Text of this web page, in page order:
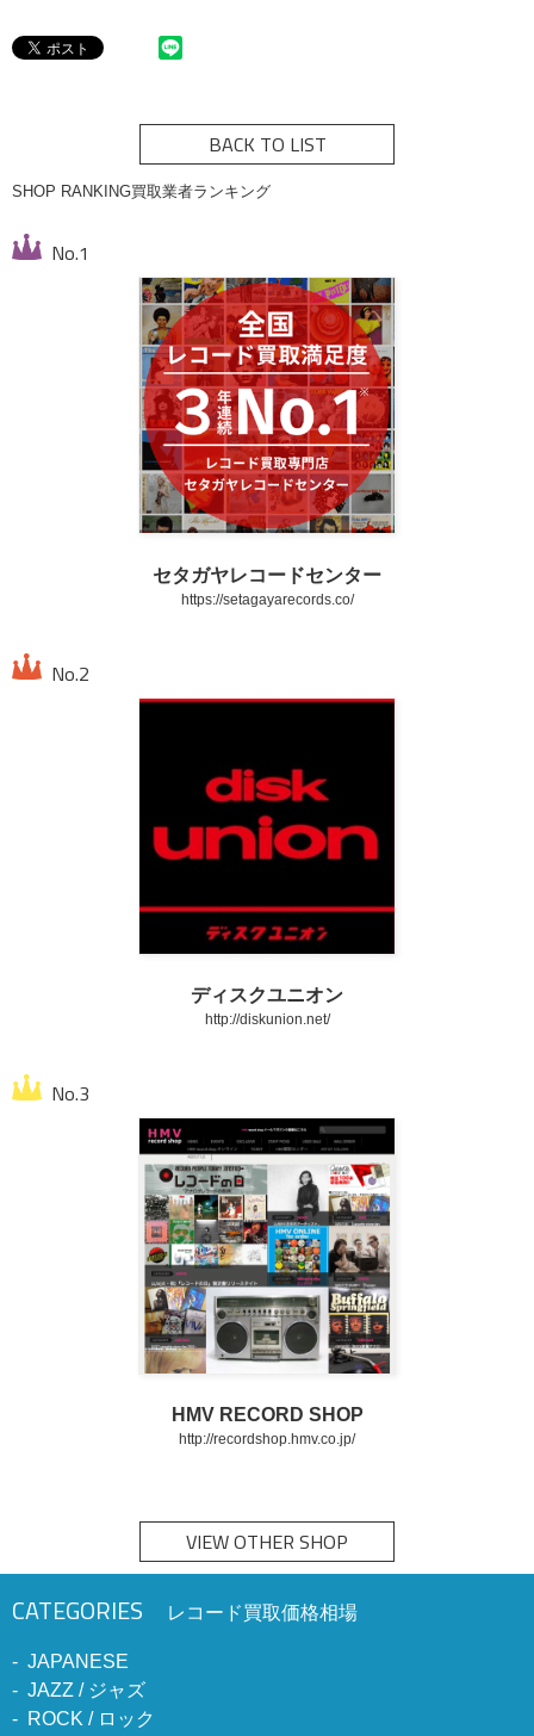
BACK TO LIST
SHOP RANKING買取業者ランキング
セタガヤレコードセンター
https://setagayarecords.co/
ディスクユニオン
http://diskunion.net/
HMV RECORD SHOP
http://recordshop.hmv.co.jp/
VIEW OTHER SHOP
CATEGORIES レコード買取価格相場
JAPANESE
JAZZ / ジャズ
ROCK / ロック